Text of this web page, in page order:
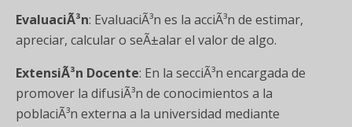
EvaluaciÃ³n: EvaluaciÃ³n es la acciÃ³n de estimar,
apreciar, calcular o seÃ±alar el valor de algo.
ExtensiÃ³n Docente: En la secciÃ³n encargada de
promover la difusiÃ³n de conocimientos a la
poblaciÃ³n externa a la universidad mediante